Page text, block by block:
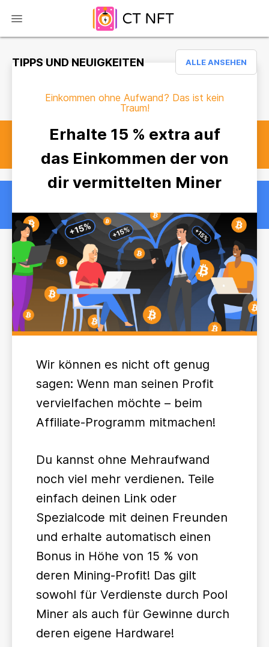
TIPPS UND NEUIGKEITEN ALLE ANSEHEN
Einkommen ohne Aufwand? Das ist kein
Traum!
Erhalte 15 % extra auf
das Einkommen der von
dir vermittelten Miner
Wir können es nicht oft genug
sagen: Wenn man seinen Profit
vervielfachen möchte – beim
Affiliate-Programm mitmachen!
Du kannst ohne Mehraufwand
noch viel mehr verdienen. Teile
einfach deinen Link oder
Spezialcode mit deinen Freunden
und erhalte automatisch einen
Bonus in Höhe von 15 % von
deren Mining-Profit! Das gilt
sowohl für Verdienste durch Pool
Miner als auch für Gewinne durch
deren eigene Hardware!